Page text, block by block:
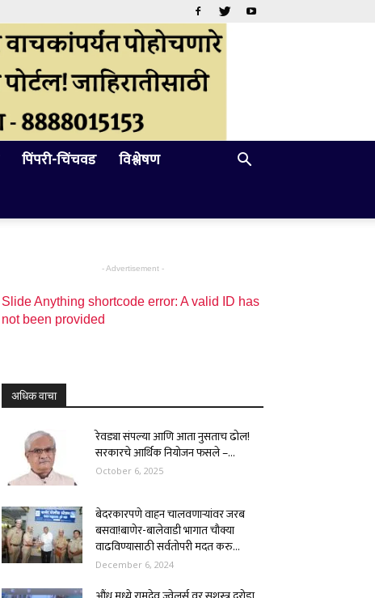
पिंपरी-चिंचवड
विश्लेषण
- Advertisement -
Slide Anything shortcode error: A valid ID has
not been provided
अधिक वाचा
रेवड्या संपल्या आणि आता नुसताच ढोल!
सरकारचे आर्थिक नियोजन फसले –...
October 6, 2025
बेदरकारपणे वाहन चालवणाऱ्यांवर जरब
बसवा!बाणेर-बालेवाडी भागात चौक्या
वाढविण्यासाठी सर्वतोपरी मदत करु...
December 6, 2024